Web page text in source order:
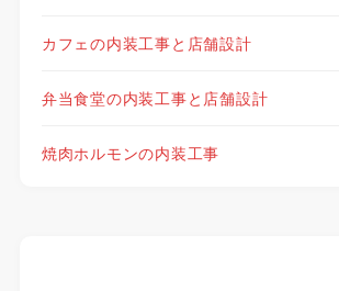
カフェの内装工事と店舗設計
弁当食堂の内装工事と店舗設計
焼肉ホルモンの内装工事